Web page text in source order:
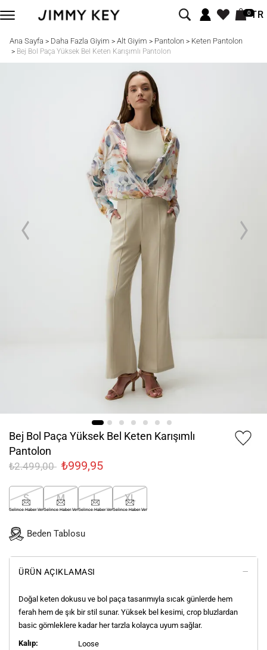
0TR
Ana Sayfa > Daha Fazla Giyim > Alt Giyim > Pantolon> Keten Pantolon
> Bej Bol Paça Yüksek Bel Keten Karışımlı Pantolon
Bej Bol Paça Yüksek Bel Keten Karışımlı
Pantolon
₺2.499,00 ₺999,95
S
Gelince Haber Ver
M
Gelince Haber Ver
L
Gelince Haber Ver
XL
Gelince Haber Ver
Beden Tablosu
ÜRÜN AÇIKLAMASI
Doğal keten dokusu ve bol paça tasarımıyla sıcak günlerde hem
ferah hem de şık bir stil sunar. Yüksek bel kesimi, crop bluzlardan
basic gömleklere kadar her tarzla kolayca uyum sağlar.
Kalıp:
Loose